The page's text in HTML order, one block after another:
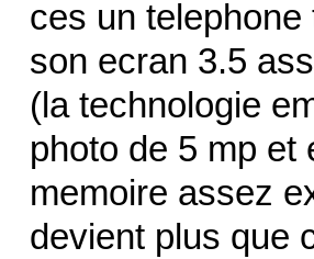
ces un
son ecran 3.5
(la technologie
photo de 5 mp et
memoire assez
devient plus que